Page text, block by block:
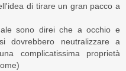
di tirare un gran pacco a
sono direi che a occhio e
dovrebbero neutralizzare a
complicatissima proprietà